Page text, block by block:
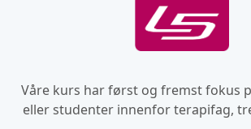
Våre kurs har først og fremst fokus
eller studenter innenfor terapifag,